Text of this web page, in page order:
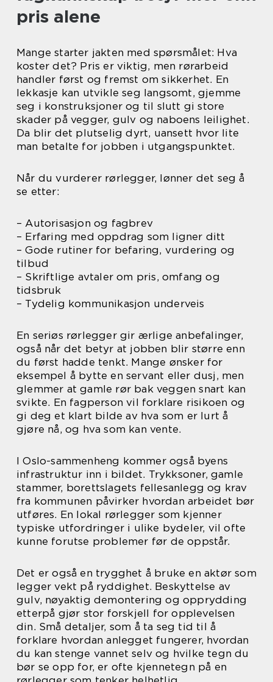
pris alene
Mange starter jakten med spørsmålet: Hva
koster det? Pris er viktig, men rørarbeid
handler først og fremst om sikkerhet. En
lekkasje kan utvikle seg langsomt, gjemme
seg i konstruksjoner og til slutt gi store
skader på vegger, gulv og naboens leilighet.
Da blir det plutselig dyrt, uansett hvor lite
man betalte for jobben i utgangspunktet.
Når du vurderer rørlegger, lønner det seg å
se etter:
– Autorisasjon og fagbrev
– Erfaring med oppdrag som ligner ditt
– Gode rutiner for befaring, vurdering og
tilbud
– Skriftlige avtaler om pris, omfang og
tidsbruk
– Tydelig kommunikasjon underveis
En seriøs rørlegger gir ærlige anbefalinger,
også når det betyr at jobben blir større enn
du først hadde tenkt. Mange ønsker for
eksempel å bytte en servant eller dusj, men
glemmer at gamle rør bak veggen snart kan
svikte. En fagperson vil forklare risikoen og
gi deg et klart bilde av hva som er lurt å
gjøre nå, og hva som kan vente.
I Oslo-sammenheng kommer også byens
infrastruktur inn i bildet. Trykksoner, gamle
stammer, borettslagets fellesanlegg og krav
fra kommunen påvirker hvordan arbeidet bør
utføres. En lokal rørlegger som kjenner
typiske utfordringer i ulike bydeler, vil ofte
kunne forutse problemer før de oppstår.
Det er også en trygghet å bruke en aktør som
legger vekt på ryddighet. Beskyttelse av
gulv, nøyaktig demontering og opprydding
etterpå gjør stor forskjell for opplevelsen
din. Små detaljer, som å ta seg tid til å
forklare hvordan anlegget fungerer, hvordan
du kan stenge vannet selv og hvilke tegn du
bør se opp for, er ofte kjennetegn på en